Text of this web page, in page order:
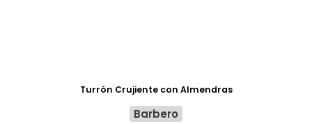
Turrón Crujiente con Almendras
Barbero